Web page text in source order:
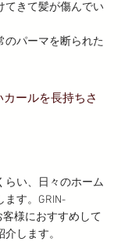
てきて髪が傷んでい
のパーマを断られた
カールを長持ちさ
らい、日々のホーム
す。GRIN-
客様におすすめして
します。